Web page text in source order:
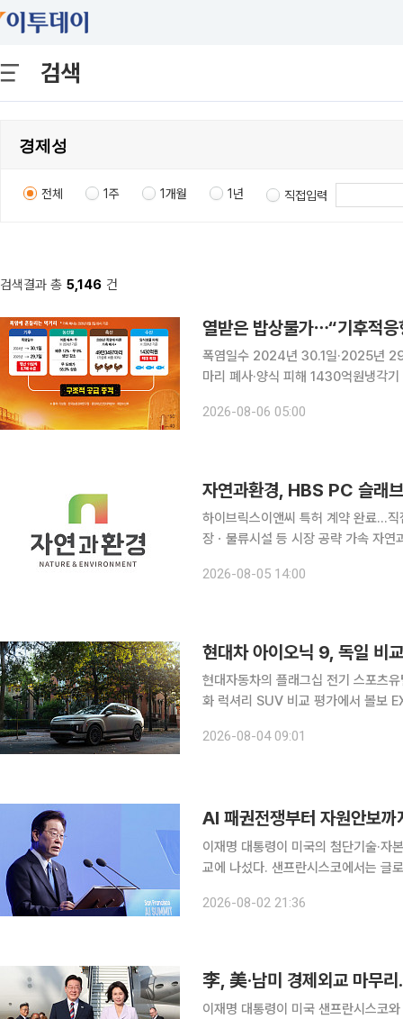
검색
전체 1주 1개월 1년 직접입력
검색결과 총 5,146 건
폭염일수 2024년 30.1일·2025년
마리 폐사·양식 피해 1430억원냉
니라 농축수산물 생산을 매년 흔드는
2026-08-06 05:00
자연과환경, HBS PC 슬래
하이브릭스이앤씨 특허 계약 완료…
장ㆍ물류시설 등 시장 공략 가속 자연과환경이 차세대 프리캐스트 콘크리트(PC) 슬래브 특허 기술
‘HBS(Hybrid Bundle Ribbed
2026-08-05 14:00
현대차 아이오닉 9, 독일 비
현대자동차의 플래그십 전기 스포츠
화 럭셔리 SUV 비교 평가에서 볼보 EX90을 제치고 1
비교 평가에서 총점 572점을 받아
2026-08-04 09:01
AI 패권전쟁부터 자원안보
이재명 대통령이 미국의 첨단기술·자
교에 나섰다. 샌프란시스코에서는 글
격화하는 가운데 미래산업의 성장동
2026-08-02 21:36
李, 美·남미 경제외교 마무
이재명 대통령이 미국 샌프란시스코